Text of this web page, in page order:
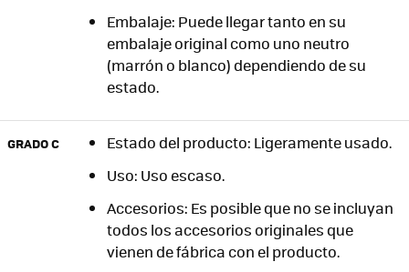
Embalaje: Puede llegar tanto en su
embalaje original como uno neutro
(marrón o blanco) dependiendo de su
estado.
GRADO C
Estado del producto: Ligeramente usado.
Uso: Uso escaso.
Accesorios: Es posible que no se incluyan
todos los accesorios originales que
vienen de fábrica con el producto.